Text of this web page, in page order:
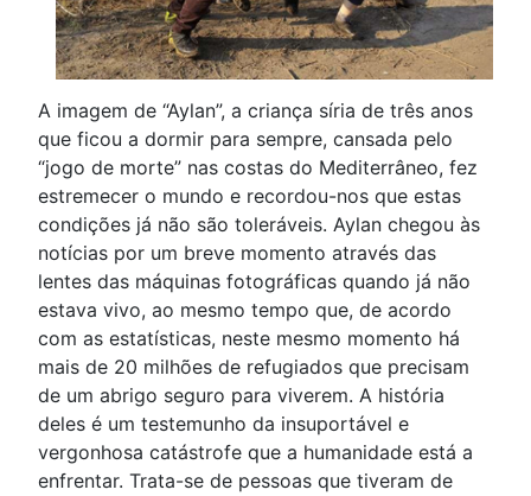
A imagem de “Aylan”, a criança síria de três anos
que ficou a dormir para sempre, cansada pelo
“jogo de morte” nas costas do Mediterrâneo, fez
estremecer o mundo e recordou-nos que estas
condições já não são toleráveis. Aylan chegou às
notícias por um breve momento através das
lentes das máquinas fotográficas quando já não
estava vivo, ao mesmo tempo que, de acordo
com as estatísticas, neste mesmo momento há
mais de 20 milhões de refugiados que precisam
de um abrigo seguro para viverem. A história
deles é um testemunho da insuportável e
vergonhosa catástrofe que a humanidade está a
enfrentar. Trata-se de pessoas que tiveram de